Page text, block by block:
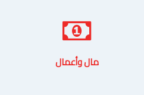
مال وأعمال